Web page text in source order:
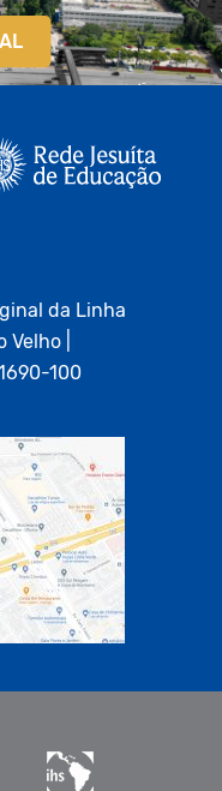
da Linha
|
100